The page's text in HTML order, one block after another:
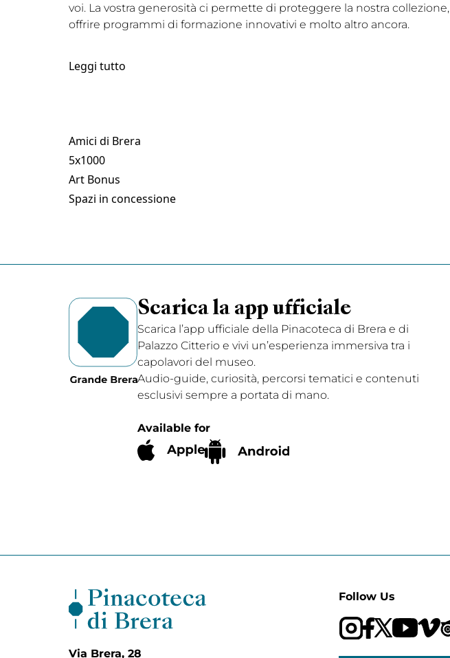
voi. La vostra generosità ci permette di proteggere la nostra collezione,
offrire programmi di formazione innovativi e molto altro ancora.
Leggi tutto
Amici di Brera
5x1000
Art Bonus
Spazi in concessione
Scarica la app ufficiale
Scarica l’app ufficiale della Pinacoteca di Brera e di
Palazzo Citterio e vivi un’esperienza immersiva tra i
capolavori del museo.
Audio-guide, curiosità, percorsi tematici e contenuti
esclusivi sempre a portata di mano.
Available for
Via Brera, 28
Follow Us